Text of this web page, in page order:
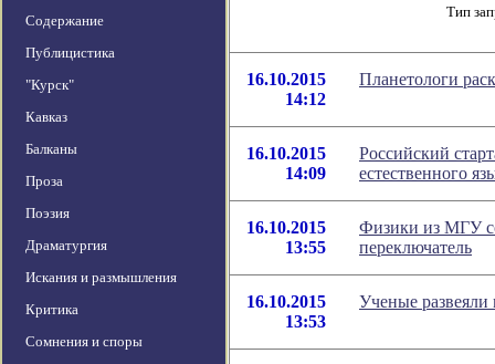
Содержание
Публицистика
"Курск"
Кавказ
Балканы
Проза
Поэзия
Драматургия
Искания и размышления
Критика
Сомнения и споры
Тип
16.10.2015
14:12
Планетологи
16.10.2015
14:09
Российский
естественного
16.10.2015
13:55
Физики из МГУ
переключатель
16.10.2015
13:53
Ученые развеяли